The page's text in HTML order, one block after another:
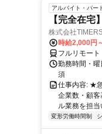
アルバイト・パー
【完全在宅
株式会社
時給2,000円
フルリモート
勤務時間・
須
仕事内容: ★
企業数・顧
ル業務を担
変形労働時間制